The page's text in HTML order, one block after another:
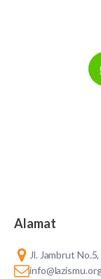
Alamat
Jl. Jambrut